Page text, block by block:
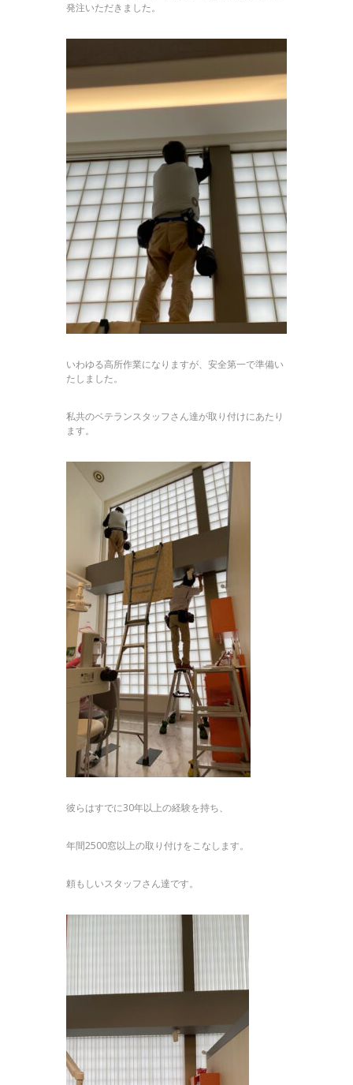
発注いただきました。
いわゆる高所作業になりますが、安全第一で準備い
たしました。
私共のベテランスタッフさん達が取り付けにあたり
ます。
彼らはすでに30年以上の経験を持ち、
年間2500窓以上の取り付けをこなします。
頼もしいスタッフさん達です。